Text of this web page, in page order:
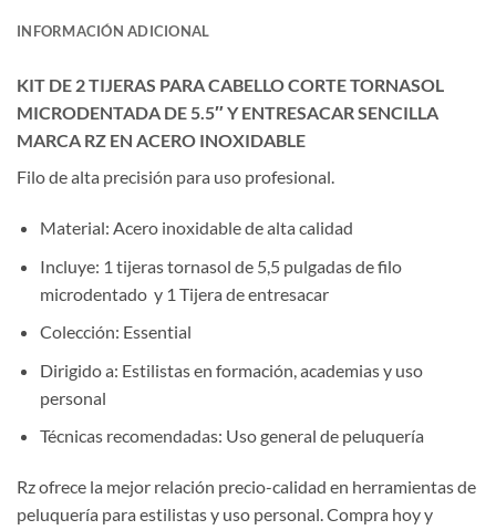
INFORMACIÓN ADICIONAL
KIT DE 2 TIJERAS PARA CABELLO CORTE TORNASOL
MICRODENTADA DE 5.5″ Y ENTRESACAR SENCILLA
MARCA RZ EN ACERO INOXIDABLE
Filo de alta precisión para uso profesional.
Material: Acero inoxidable de alta calidad
Incluye: 1 tijeras tornasol de 5,5 pulgadas de filo
microdentado y 1 Tijera de entresacar
Colección: Essential
Dirigido a: Estilistas en formación, academias y uso
personal
Técnicas recomendadas: Uso general de peluquería
Rz ofrece la mejor relación precio-calidad en herramientas de
peluquería para estilistas y uso personal. Compra hoy y